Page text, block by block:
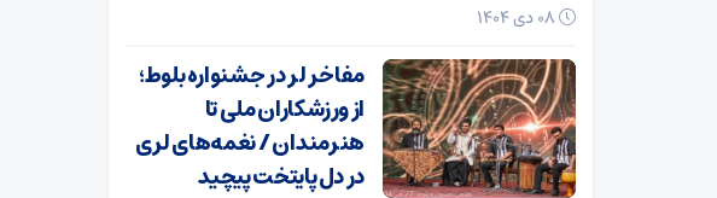
مفاخر لر در جشنواره بلوط؛
از ورزشکاران ملی تا
هنرمندان / نغمه‌های لری
در دل پایتخت پیچید